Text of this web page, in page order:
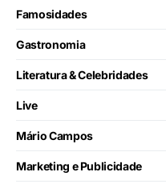
Famosidades
Gastronomia
Literatura & Celebridades
Live
Mário Campos
Marketing e Publicidade